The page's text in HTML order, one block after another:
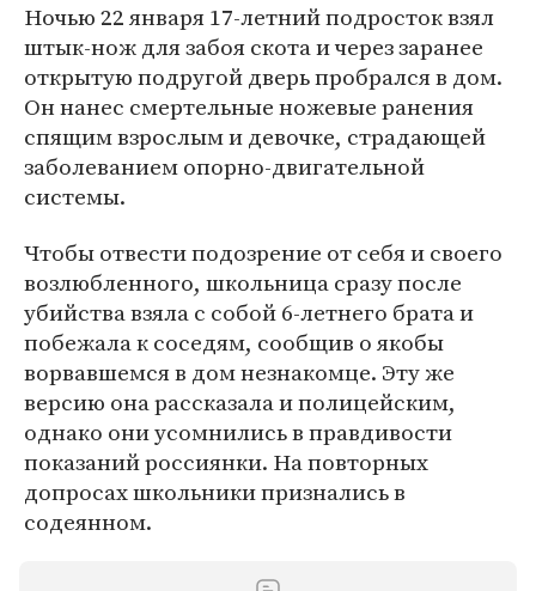
Ночью 22 января 17-летний подросток взял
штык-нож для забоя скота и через заранее
открытую подругой дверь пробрался в дом.
Он нанес смертельные ножевые ранения
спящим взрослым и девочке, страдающей
заболеванием опорно-двигательной
системы.
Чтобы отвести подозрение от себя и своего
возлюбленного, школьница сразу после
убийства взяла с собой 6-летнего брата и
побежала к соседям, сообщив о якобы
ворвавшемся в дом незнакомце. Эту же
версию она рассказала и полицейским,
однако они усомнились в правдивости
показаний россиянки. На повторных
допросах школьники признались в
содеянном.